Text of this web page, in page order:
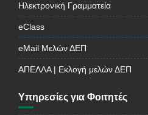
Ηλεκτρονική Γραμματεία
eClass
eMail Μελών ΔΕΠ
ΑΠΕΛΛΑ | Εκλογή μελών ΔΕΠ
Υπηρεσίες για Φοιτητές